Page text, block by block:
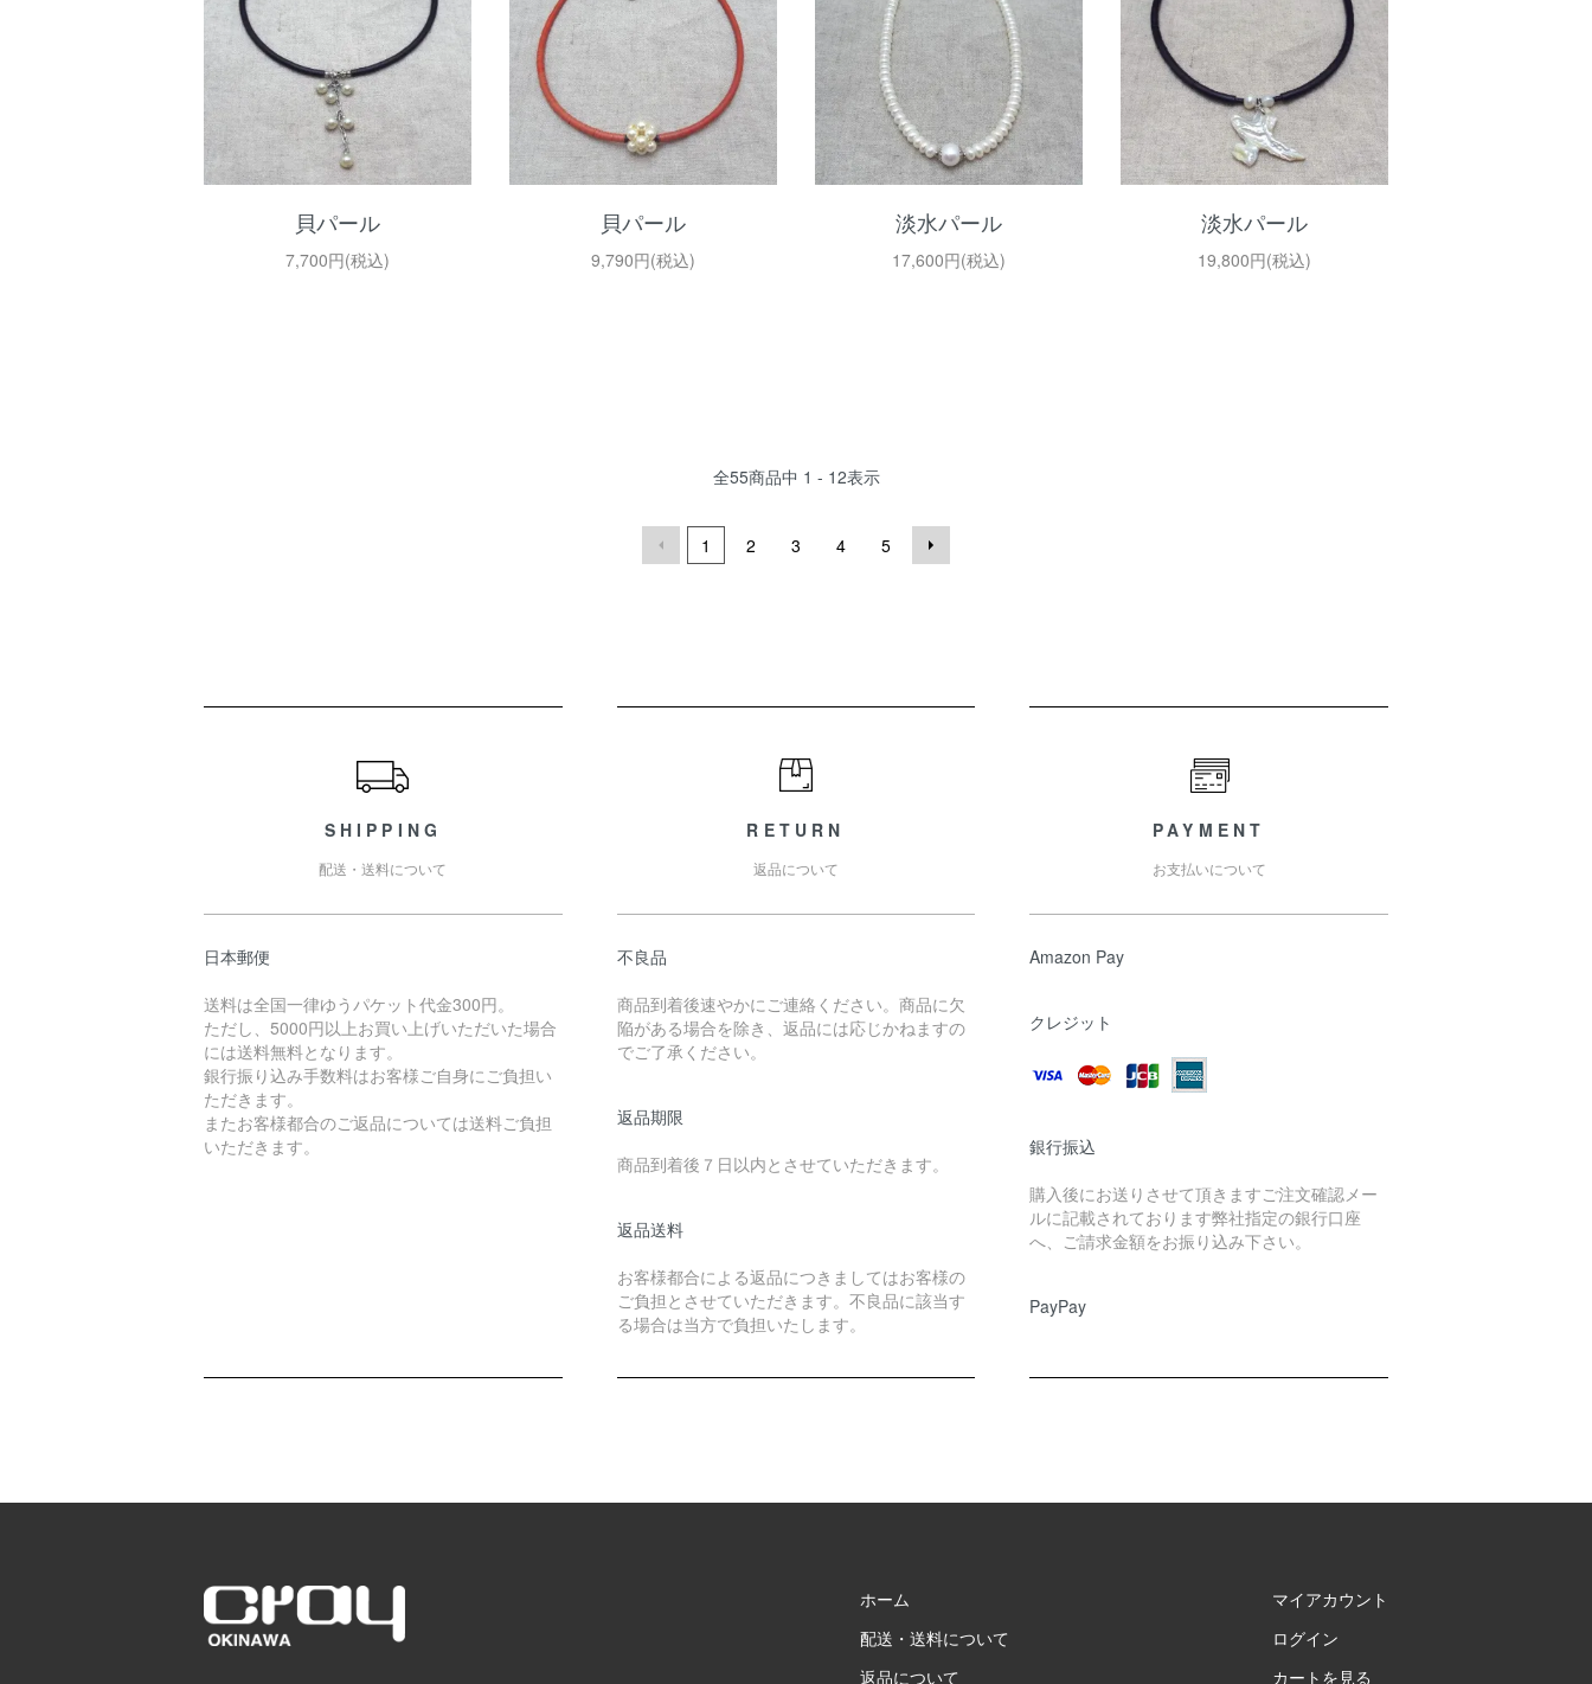
貝パール
7,700円(税込)
貝パール
9,790円(税込)
淡水パール
17,600円(税込)
淡水パール
19,800円(税込)
全55商品中 1 - 12表示
1 2 3 4 5
SHIPPING
配送・送料について
日本郵便
送料は全国一律ゆうパケット代金300円。
ただし、5000円以上お買い上げいただいた場合
には送料無料となります。
銀行振り込み手数料はお客様ご自身にご負担い
ただきます。
またお客様都合のご返品については送料ご負担
いただきます。
RETURN
返品について
不良品
商品到着後速やかにご連絡ください。商品に欠
陥がある場合を除き、返品には応じかねますの
でご了承ください。
返品期限
商品到着後７日以内とさせていただきます。
返品送料
お客様都合による返品につきましてはお客様の
ご負担とさせていただきます。不良品に該当す
る場合は当方で負担いたします。
PAYMENT
お支払いについて
Amazon Pay
クレジット
銀行振込
購入後にお送りさせて頂きますご注文確認メー
ルに記載されております弊社指定の銀行口座
へ、ご請求金額をお振り込み下さい。
PayPay
ホーム
配送・送料について
返品について
マイアカウント
ログイン
カートを見る